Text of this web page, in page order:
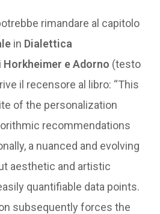
rimandare al capitolo
in Dialettica
Horkheimer e Adorno (testo
il recensore al libro: “This
of the personalization
recommendations
a nuanced and evolving
aesthetic and artistic
quantifiable data points.
subsequently forces the